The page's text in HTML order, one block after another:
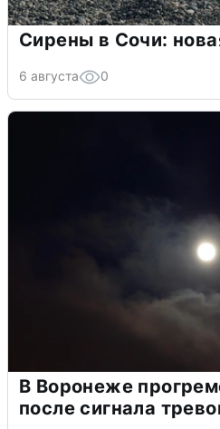
Сирены в Сочи:
6 августа 0
В Воронеже
после сигнала